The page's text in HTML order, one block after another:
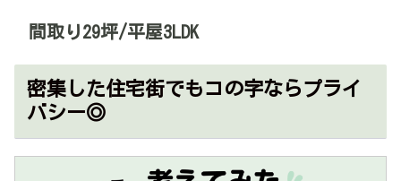
間取り29坪/平屋3LDK
密集した住宅街でもコの字ならプライ
バシー◎